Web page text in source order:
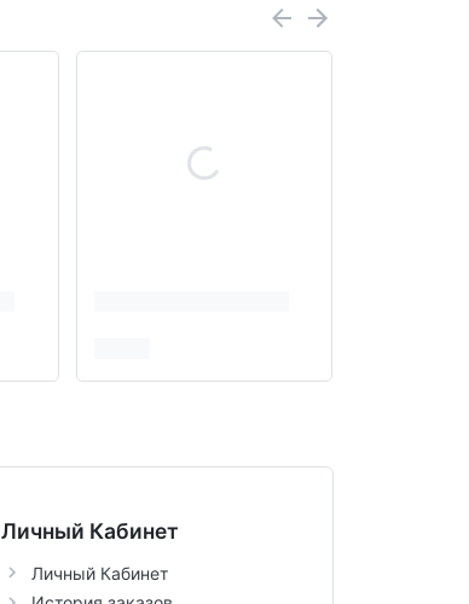
Личный Кабинет
Личный Кабинет